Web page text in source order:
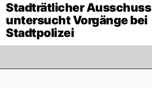
Stadträtlicher Ausschuss
untersucht Vorgänge bei
Stadtpolizei